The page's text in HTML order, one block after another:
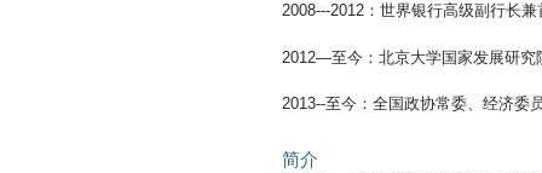
2008---2012：世界银行高级副行长
2012—至今：北京大学国家发展研究
2013--至今：全国政协常委、经济委
简介